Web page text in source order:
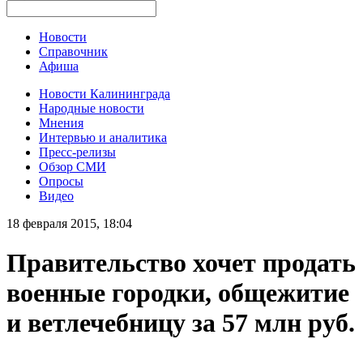
Новости
Справочник
Афиша
Новости Калининграда
Народные новости
Мнения
Интервью и аналитика
Пресс-релизы
Обзор СМИ
Опросы
Видео
18 февраля 2015, 18:04
Правительство хочет продать
военные городки, общежитие
и ветлечебницу за 57 млн руб.